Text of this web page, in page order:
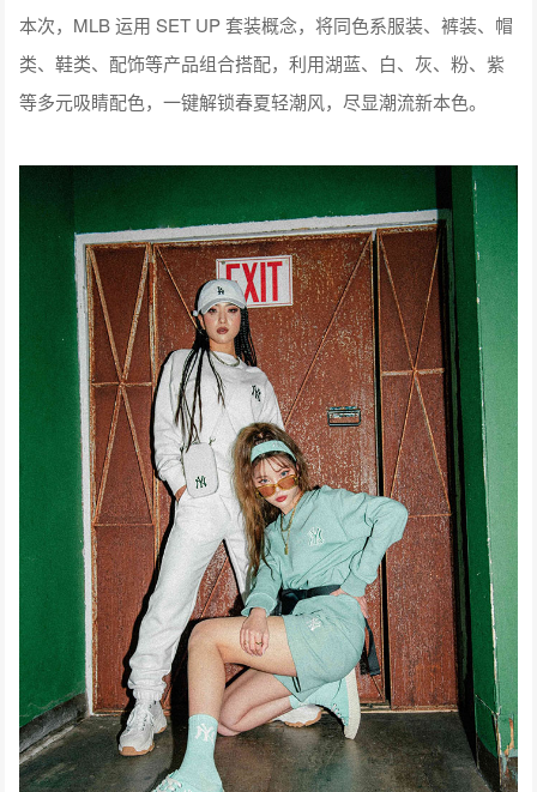
本次，MLB 运用 SET UP 套装概念，将同色系服装、裤装、帽
类、鞋类、配饰等产品组合搭配，利用湖蓝、白、灰、粉、紫
等多元吸睛配色，一键解锁春夏轻潮风，尽显潮流新本色。